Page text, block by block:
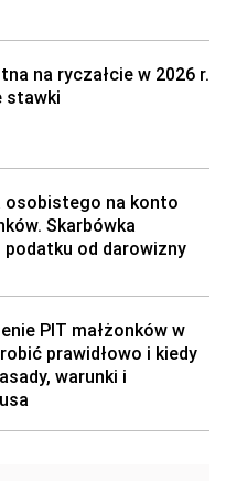
na ryczałcie w 2026 r.
stawki
osobistego na konto
Skarbówka
od darowizny
PIT małżonków w
prawidłowo i kiedy
warunki i